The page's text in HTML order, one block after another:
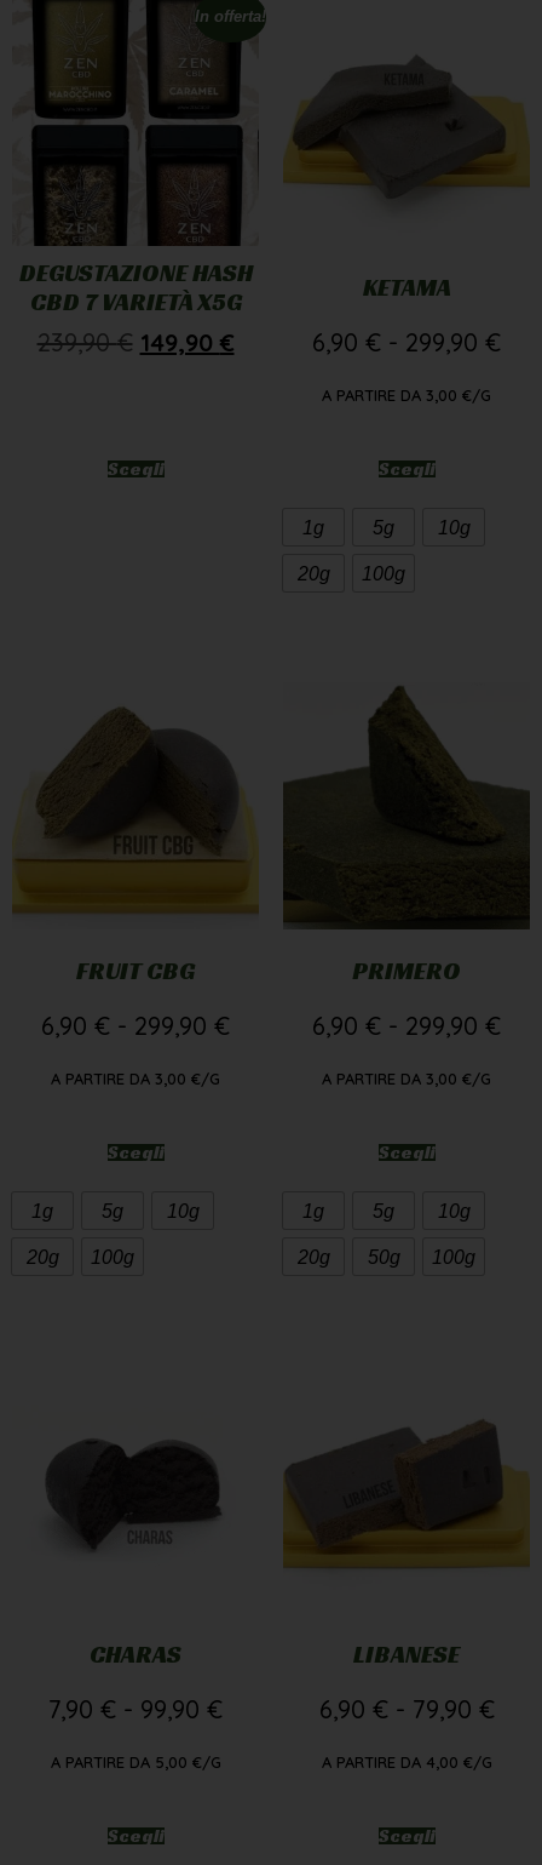
In offerta!
DEGUSTAZIONE HASH
CBD 7 VARIETÀ X5G
239,90€ 149,90 €
Scegli
KETAMA
6,90 € - 299,90 €
A PARTIRE DA 3,00 €/G
Scegli
1g 5g 10g
20g 100g
FRUIT CBG
6,90 € - 299,90 €
A PARTIRE DA 3,00 €/G
Scegli
1g 5g 10g
20g 100g
PRIMERO
6,90 € - 299,90 €
A PARTIRE DA 3,00 €/G
Scegli
1g 5g 10g
20g 50g 100g
CHARAS
7,90 € - 99,90 €
A PARTIRE DA 5,00 €/G
Scegli
LIBANESE
6,90 € - 79,90 €
A PARTIRE DA 4,00 €/G
Scegli